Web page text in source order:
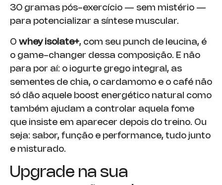
30 gramas pós-exercício — sem mistério —
para potencializar a síntese muscular.
O whey isolate+, com seu punch de leucina, é
o game-changer dessa composição. E não
para por aí: o iogurte grego integral, as
sementes de chia, o cardamomo e o café não
só dão aquele boost energético natural como
também ajudam a controlar aquela fome
que insiste em aparecer depois do treino. Ou
seja: sabor, função e performance, tudo junto
e misturado.
Upgrade na sua